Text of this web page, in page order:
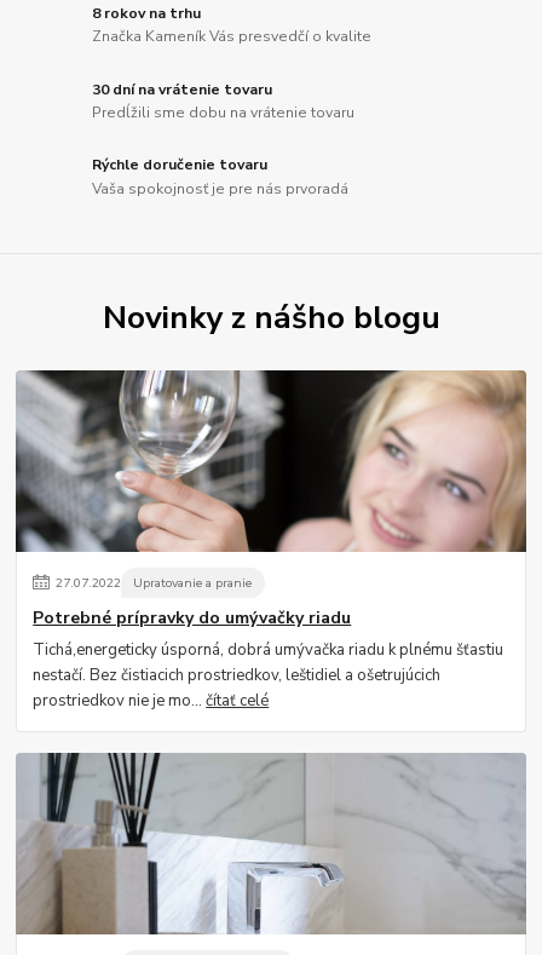
8 rokov na trhu
Značka Kameník Vás presvedčí o kvalite
30 dní na vrátenie tovaru
Predĺžili sme dobu na vrátenie tovaru
Rýchle doručenie tovaru
Vaša spokojnosť je pre nás prvoradá
Novinky z nášho blogu
27.07.2022 Upratovanie a pranie
Potrebné prípravky do umývačky riadu
Tichá,energeticky úsporná, dobrá umývačka riadu k plnému šťastiu
nestačí. Bez čistiacich prostriedkov, leštidiel a ošetrujúcich
prostriedkov nie je mo...čítať celé